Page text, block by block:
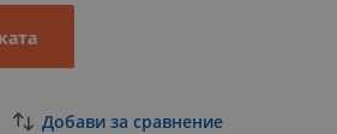
Добави за сравнение